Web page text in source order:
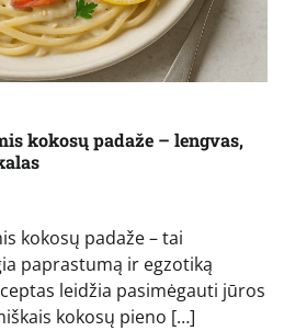
kokosų padaže – lengvas,
kokosų padaže – tai
paprastumą ir egzotiką
leidžia pasimėgauti jūros
kokosų pieno […]